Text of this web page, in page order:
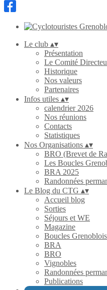
Le club ▴▾
Présentation
Le Comité
Historique
Nos valeurs
Partenaires
Infos utiles ▴▾
calendrier 2026
Nos réunions
Contacts
Statistiques
Nos Organisations ▴▾
BRO (Brevet de
Les Boucles
BRA 2025
Randonnées
Le Blog du CTG ▴▾
Accueil blog
Sorties
Séjours et WE
Magazine
Boucles
BRA
BRO
Vignobles
Randonnées
Publications